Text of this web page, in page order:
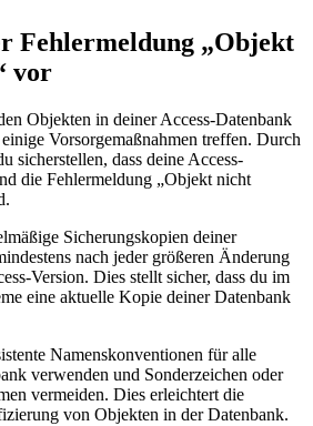
Fehlermeldung „Objekt
vor
Objekten in deiner Access-Datenbank
Vorsorgemaßnahmen treffen. Durch
sicherstellen, dass deine Access-
die Fehlermeldung „Objekt nicht
Sicherungskopien deiner
nach jeder größeren Änderung
Version. Dies stellt sicher, dass du im
eine aktuelle Kopie deiner Datenbank
Namenskonventionen für alle
verwenden und Sonderzeichen oder
vermeiden. Dies erleichtert die
von Objekten in der Datenbank.